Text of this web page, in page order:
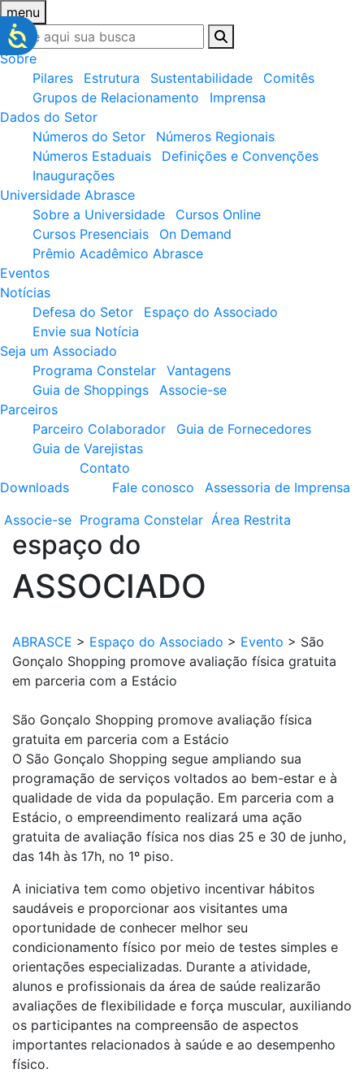
menu
Sobre
Pilares
Estrutura Sustentabilidade
Comitês
Grupos de Relacionamento
Imprensa
Dados do Setor
Números do Setor
Números Regionais
Números Estaduais
Definições e Convenções
Inaugurações
Universidade Abrasce
Sobre a Universidade
Cursos Online
Cursos Presenciais
On Demand
Prêmio Acadêmico Abrasce
Eventos
Notícias
Defesa do Setor
Espaço do Associado
Envie sua Notícia
Seja um Associado
Programa Constelar
Vantagens
Guia de Shoppings
Associe-se
Parceiros
Parceiro Colaborador
Guia de Fornecedores
Guia de Varejistas
Downloads
Contato
Fale conosco
Assessoria de Imprensa
Associe-se Programa Constelar Área Restrita
espaço do
ASSOCIADO
ABRASCE > Espaço do Associado > Evento > São
Gonçalo Shopping promove avaliação física gratuita
em parceria com a Estácio
São Gonçalo Shopping promove avaliação física
gratuita em parceria com a Estácio
O São Gonçalo Shopping segue ampliando sua
programação de serviços voltados ao bem-estar e à
qualidade de vida da população. Em parceria com a
Estácio, o empreendimento realizará uma ação
gratuita de avaliação física nos dias 25 e 30 de junho,
das 14h às 17h, no 1º piso.
A iniciativa tem como objetivo incentivar hábitos
saudáveis e proporcionar aos visitantes uma
oportunidade de conhecer melhor seu
condicionamento físico por meio de testes simples e
orientações especializadas. Durante a atividade,
alunos e profissionais da área de saúde realizarão
avaliações de flexibilidade e força muscular, auxiliando
os participantes na compreensão de aspectos
importantes relacionados à saúde e ao desempenho
físico.